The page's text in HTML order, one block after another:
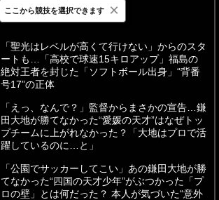
最新 24時間 週間
「聖光はレベルが高くて行けない」からのスタ
ートも…「高校で球速15キロアップ」福島の
絶対王者を封じた「ソフトボール出身」“背番
号17”の正体
「えっ、なんで？」監督からまさかの宣告…鎌
田大地が勝てなかった“愛媛の天才”はなぜトッ
プチームに上がれなかった？「大地はプロで活
躍しているのに…と」
「公園でサッカーしてこい」あの鎌田大地が勝
てなかった“四国の天才少年”がぶつかった「プ
ロの壁」とは何だった？ 本人が気づいた“意外
ここから競技を選択できます ×